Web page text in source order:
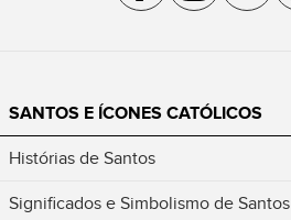
SANTOS E ÍCONES CATÓLICOS
Histórias de Santos
Significados e Simbolismo de Santos